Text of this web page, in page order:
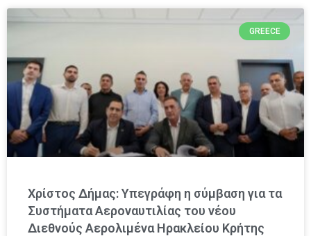
GREECE
Χρίστος Δήμας: Υπεγράφη η σύμβαση για τα
Συστήματα Αεροναυτιλίας του νέου
Διεθνούς Αερολιμένα Ηρακλείου Κρήτης